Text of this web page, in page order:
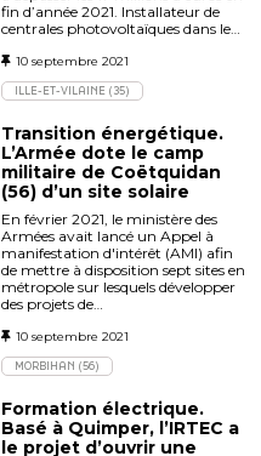
fin d’année 2021. Installateur de
centrales photovoltaïques dans le…
10 septembre 2021
ILLE-ET-VILAINE (35)
Transition énergétique.
L’Armée dote le camp
militaire de Coëtquidan
(56) d’un site solaire
En février 2021, le ministère des
Armées avait lancé un Appel à
manifestation d'intérêt (AMI) afin
de mettre à disposition sept sites en
métropole sur lesquels développer
des projets de…
10 septembre 2021
MORBIHAN (56)
Formation électrique.
Basé à Quimper, l’IRTEC a
le projet d’ouvrir une